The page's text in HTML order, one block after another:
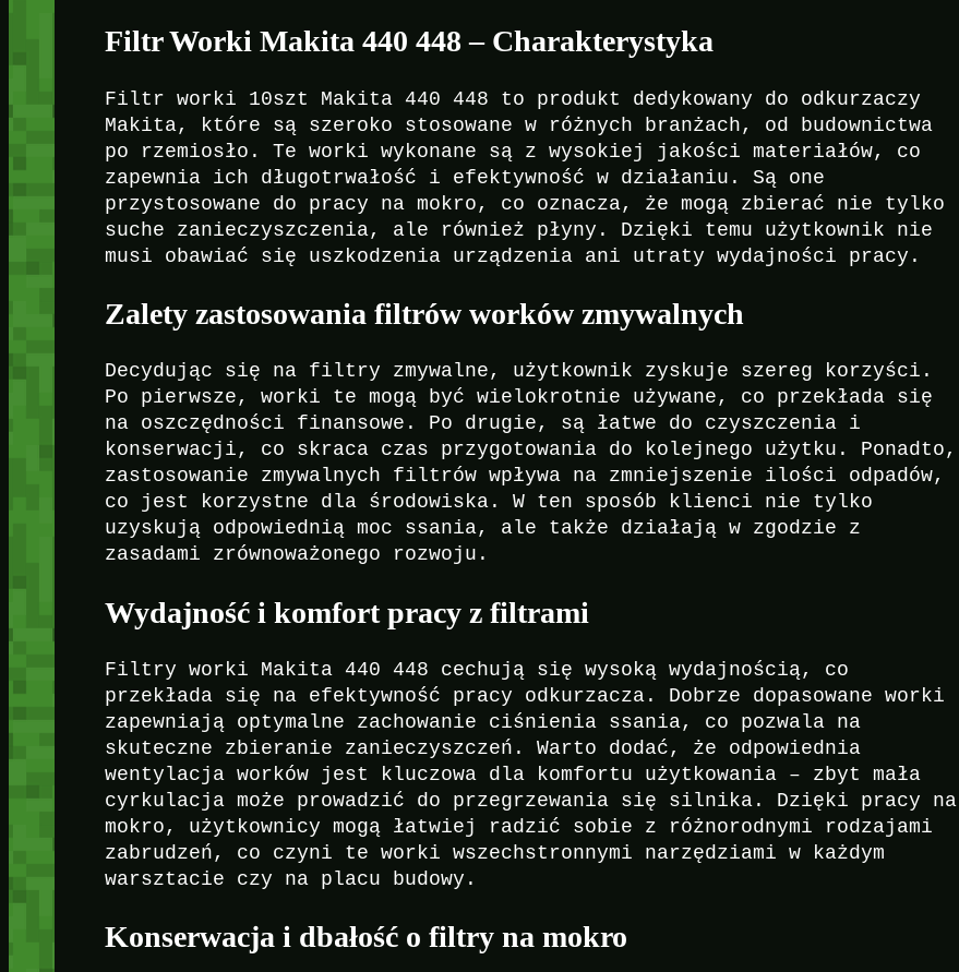
Filtr Worki Makita 440 448 – Charakterystyka
Filtr worki 10szt Makita 440 448 to produkt dedykowany do odkurzaczy
Makita, które są szeroko stosowane w różnych branżach, od budownictwa
po rzemiosło. Te worki wykonane są z wysokiej jakości materiałów, co
zapewnia ich długotrwałość i efektywność w działaniu. Są one
przystosowane do pracy na mokro, co oznacza, że mogą zbierać nie tylko
suche zanieczyszczenia, ale również płyny. Dzięki temu użytkownik nie
musi obawiać się uszkodzenia urządzenia ani utraty wydajności pracy.
Zalety zastosowania filtrów worków zmywalnych
Decydując się na filtry zmywalne, użytkownik zyskuje szereg korzyści.
Po pierwsze, worki te mogą być wielokrotnie używane, co przekłada się
na oszczędności finansowe. Po drugie, są łatwe do czyszczenia i
konserwacji, co skraca czas przygotowania do kolejnego użytku. Ponadto,
zastosowanie zmywalnych filtrów wpływa na zmniejszenie ilości odpadów,
co jest korzystne dla środowiska. W ten sposób klienci nie tylko
uzyskują odpowiednią moc ssania, ale także działają w zgodzie z
zasadami zrównoważonego rozwoju.
Wydajność i komfort pracy z filtrami
Filtry worki Makita 440 448 cechują się wysoką wydajnością, co
przekłada się na efektywność pracy odkurzacza. Dobrze dopasowane worki
zapewniają optymalne zachowanie ciśnienia ssania, co pozwala na
skuteczne zbieranie zanieczyszczeń. Warto dodać, że odpowiednia
wentylacja worków jest kluczowa dla komfortu użytkowania – zbyt mała
cyrkulacja może prowadzić do przegrzewania się silnika. Dzięki pracy na
mokro, użytkownicy mogą łatwiej radzić sobie z różnorodnymi rodzajami
zabrudzeń, co czyni te worki wszechstronnymi narzędziami w każdym
warsztacie czy na placu budowy.
Konserwacja i dbałość o filtry na mokro